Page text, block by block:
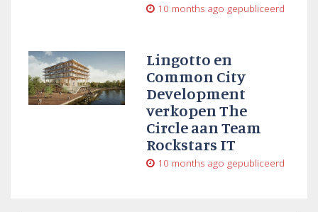
10 months ago gepubliceerd
Lingotto en
Common City
Development
verkopen The
Circle aan Team
Rockstars IT
10 months ago gepubliceerd